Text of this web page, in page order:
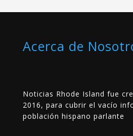
Acerca de
Noticias Rhode Island fue
2016, para cubrir el vacío
población hispano parlante